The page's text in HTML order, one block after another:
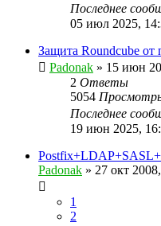
Последнее
05 июл 2025,
Защита Roundcube от
Padonak » 15 июн
2 Ответы
5054
Последнее
19 июн 2025,
Padonak » 27 окт
1
2